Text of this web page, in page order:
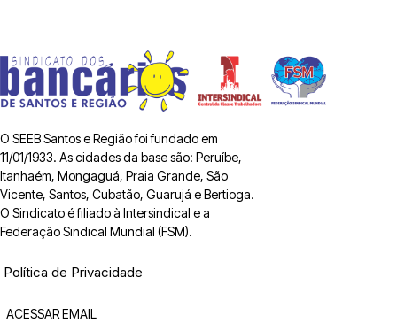
O SEEB Santos e Região foi fundado em
11/01/1933. As cidades da base são: Peruíbe,
Itanhaém, Mongaguá, Praia Grande, São
Vicente, Santos, Cubatão, Guarujá e Bertioga.
O Sindicato é filiado à Intersindical e a
Federação Sindical Mundial (FSM).
Política de Privacidade
ACESSAR EMAIL